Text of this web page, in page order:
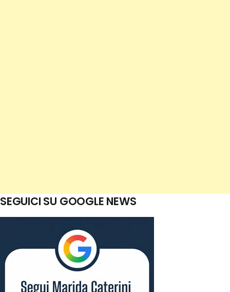
SEGUICI SU GOOGLE NEWS